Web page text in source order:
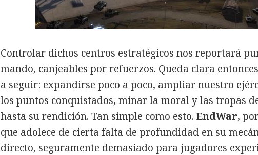
Controlar dichos centros estratégicos nos reportará
mando, canjeables por refuerzos. Queda clara
a seguir: expandirse poco a poco, ampliar nuestro
los puntos conquistados, minar la moral y las tropas
hasta su rendición. Tan simple como esto.EndWar,
que adolece de cierta falta de profundidad en su
directo, seguramente demasiado para jugadores